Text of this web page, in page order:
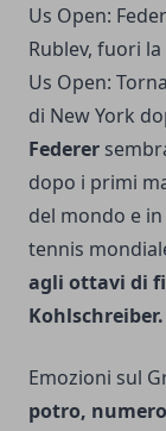
Us Open:
Rublev, fuori
Us Open:
di New York
Federer
dopo i primi
del mondo e
tennis
agli ottavi di
Kohlschreiber.
Emozioni sul
potro,